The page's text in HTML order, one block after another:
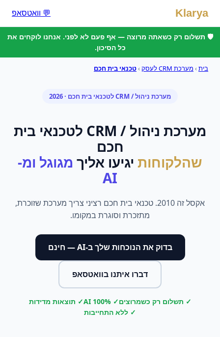
Klarya 💬 וואטסאפ
🛡️ תשלום רק כשאתה מרוצה — אף פעם לא לפני. אנחנו לוקחים את
כל הסיכון.
בית› מערכת CRM לעסק ›טכנאי בית חכם
מערכת ניהול / CRM לטכנאי בית חכם · 2026
מערכת ניהול / CRM לטכנאי בית
חכם
שהלקוחות יגיעו אליך מגוגל ומ-
AI
אקסל זה 2010. טכנאי בית חכם רציני צריך מערכת שזוכרת,
מתזכרת וסוגרת במקומו.
בדוק את הנוכחות שלך ב-AI — חינם
דברו איתנו בוואטסאפ
✓ תשלום רק כשמרוצים✓ 100% AI
✓ תוצאות מדידות
✓ ללא התחייבות